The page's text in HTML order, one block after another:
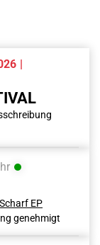
|
EP
genehmigt